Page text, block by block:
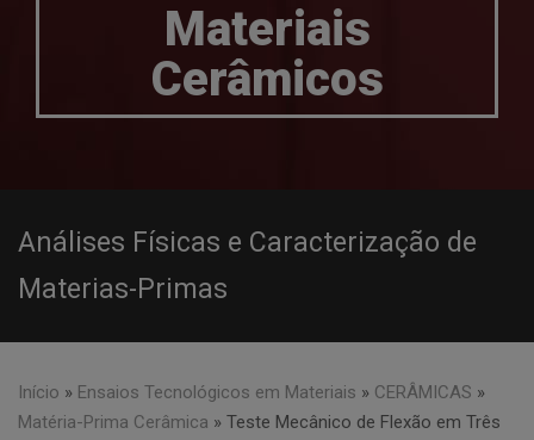
Materiais
Cerâmicos
Análises Físicas e Caracterização de
Materias-Primas
Início » Ensaios Tecnológicos em Materiais » CERÂMICAS »
Matéria-Prima Cerâmica » Teste Mecânico de Flexão em Três